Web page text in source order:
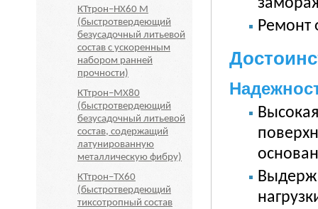
КТтрон–НХ60 М
(быстротвердеющий
безусадочный литьевой
состав с ускоренным
набором ранней
прочности)
КТтрон–МХ80
(быстротвердеющий
безусадочный литьевой
состав, содержащий
латунированную
металлическую фибру)
КТтрон–ТХ60
(быстротвердеющий
тиксотропный состав
Ремонт